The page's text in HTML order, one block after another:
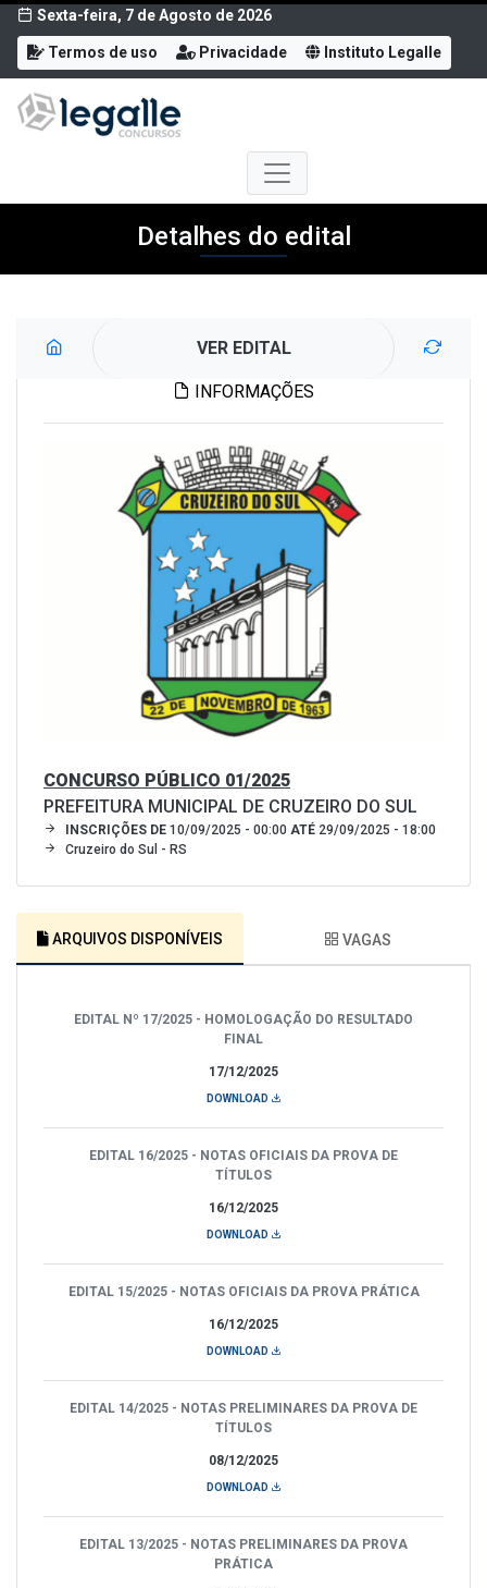
Sexta-feira, 7 de Agosto de 2026
Termos de uso Privacidade Instituto Legalle
Detalhes do edital
VER EDITAL
INFORMAÇÕES
CONCURSO PÚBLICO 01/2025
PREFEITURA MUNICIPAL DE CRUZEIRO DO SUL
INSCRIÇÕES DE 10/09/2025 - 00:00 ATÉ 29/09/2025 - 18:00
Cruzeiro do Sul - RS
ARQUIVOS DISPONÍVEIS VAGAS
17/12/2025
EDITAL Nº 17/2025 - HOMOLOGAÇÃO DO RESULTADO
FINAL
DOWNLOAD
16/12/2025
EDITAL 16/2025 - NOTAS OFICIAIS DA PROVA DE
TÍTULOS
DOWNLOAD
16/12/2025
EDITAL 15/2025 - NOTAS OFICIAIS DA PROVA PRÁTICA
DOWNLOAD
08/12/2025
EDITAL 14/2025 - NOTAS PRELIMINARES DA PROVA DE
TÍTULOS
DOWNLOAD
EDITAL 13/2025 - NOTAS PRELIMINARES DA PROVA
PRÁTICA